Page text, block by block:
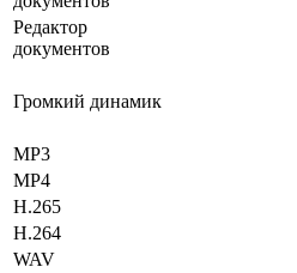
Редактор
документов
Громкий динамик
MP3
MP4
H.265
H.264
WAV